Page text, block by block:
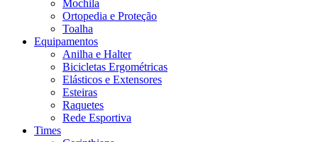
Mochila
Ortopedia e Proteção
Toalha
Equipamentos
Anilha e Halter
Bicicletas Ergométricas
Elásticos e Extensores
Esteiras
Raquetes
Rede Esportiva
Times